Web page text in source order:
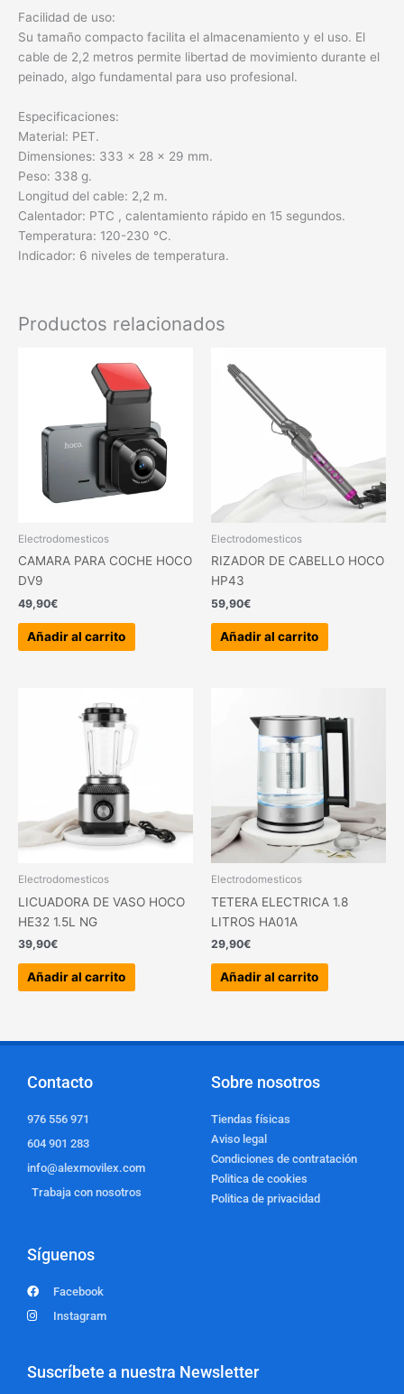
Facilidad de uso:
Su tamaño compacto facilita el almacenamiento y el uso. El
cable de 2,2 metros permite libertad de movimiento durante el
peinado, algo fundamental para uso profesional.
Especificaciones:
Material: PET.
Dimensiones: 333 × 28 × 29 mm.
Peso: 338 g.
Longitud del cable: 2,2 m.
Calentador: PTC , calentamiento rápido en 15 segundos.
Temperatura: 120-230 ℃.
Indicador: 6 niveles de temperatura.
Productos relacionados
Electrodomesticos
CAMARA PARA COCHE HOCO
DV9
49,90€
Añadir al carrito
Electrodomesticos
RIZADOR DE CABELLO HOCO
HP43
59,90€
Añadir al carrito
Electrodomesticos
LICUADORA DE VASO HOCO
HE32 1.5L NG
39,90€
Añadir al carrito
Electrodomesticos
TETERA ELECTRICA 1.8
LITROS HA01A
29,90€
Añadir al carrito
Contacto
976 556 971
604 901 283
info@alexmovilex.com
Trabaja con nosotros
Sobre nosotros
Tiendas físicas
Aviso legal
Condiciones de contratación
Politica de cookies
Politica de privacidad
Síguenos
Facebook
Instagram
Suscríbete a nuestra Newsletter